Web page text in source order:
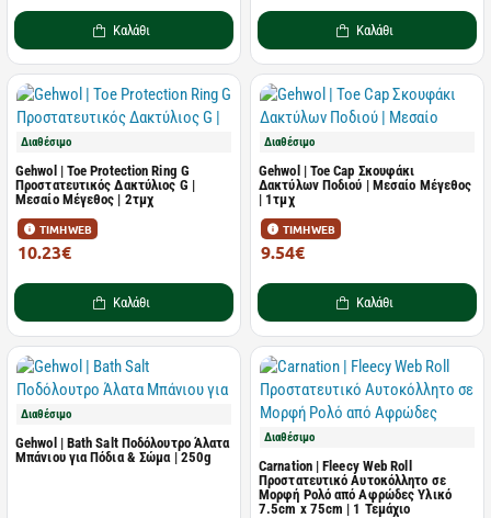
Καλάθι Καλάθι
Διαθέσιμο
Gehwol | Toe Protection Ring G
Προστατευτικός Δακτύλιος G |
Μεσαίο Μέγεθος | 2τμχ
ΤΙΜΗ WEB
10.23€
Καλάθι
Διαθέσιμο
Gehwol | Toe Cap Σκουφάκι
Δακτύλων Ποδιού | Μεσαίο Μέγεθος
| 1τμχ
ΤΙΜΗ WEB
9.54€
Καλάθι
Διαθέσιμο
Gehwol | Bath Salt Ποδόλουτρο Άλατα
Μπάνιου για Πόδια & Σώμα | 250g
Διαθέσιμο
Carnation | Fleecy Web Roll
Προστατευτικό Αυτοκόλλητο σε
Μορφή Ρολό από Αφρώδες Υλικό
7.5cm x 75cm | 1 Τεμάχιο